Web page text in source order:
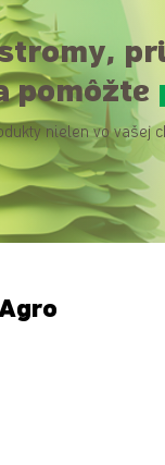
pomôžte
nielen vo vašej